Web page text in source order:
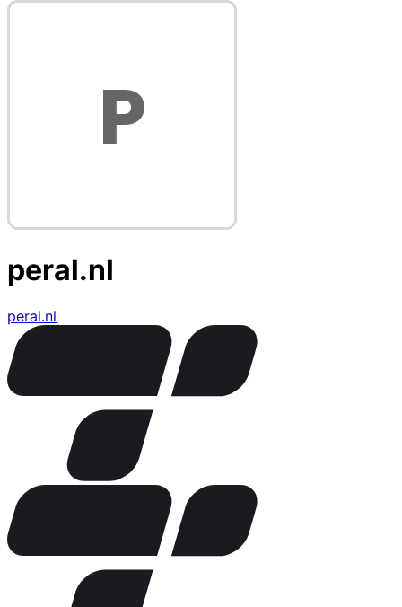
peral.nl
peral.nl